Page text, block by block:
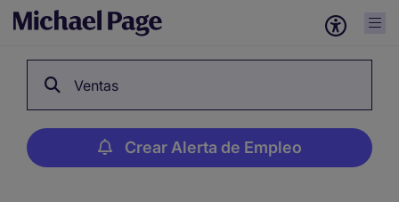
Ventas
Crear Alerta de Empleo